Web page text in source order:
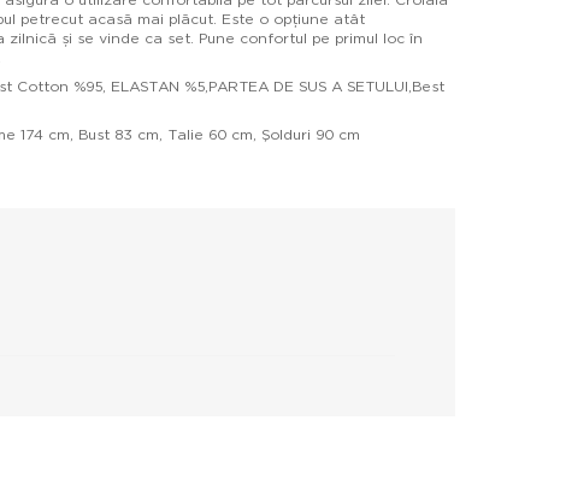
petrecut acasă mai plăcut. Este o opțiune atât
și se vinde ca set. Pune confortul pe primul loc în
%95, ELASTAN %5,PARTEA DE SUS A SETULUI,Best
174 cm, Bust 83 cm, Talie 60 cm, Şolduri 90 cm